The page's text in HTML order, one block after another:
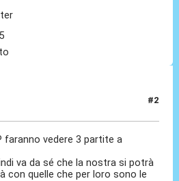
#2
faranno vedere 3 partite a
va da sé che la nostra si potrà
con quelle che per loro sono le